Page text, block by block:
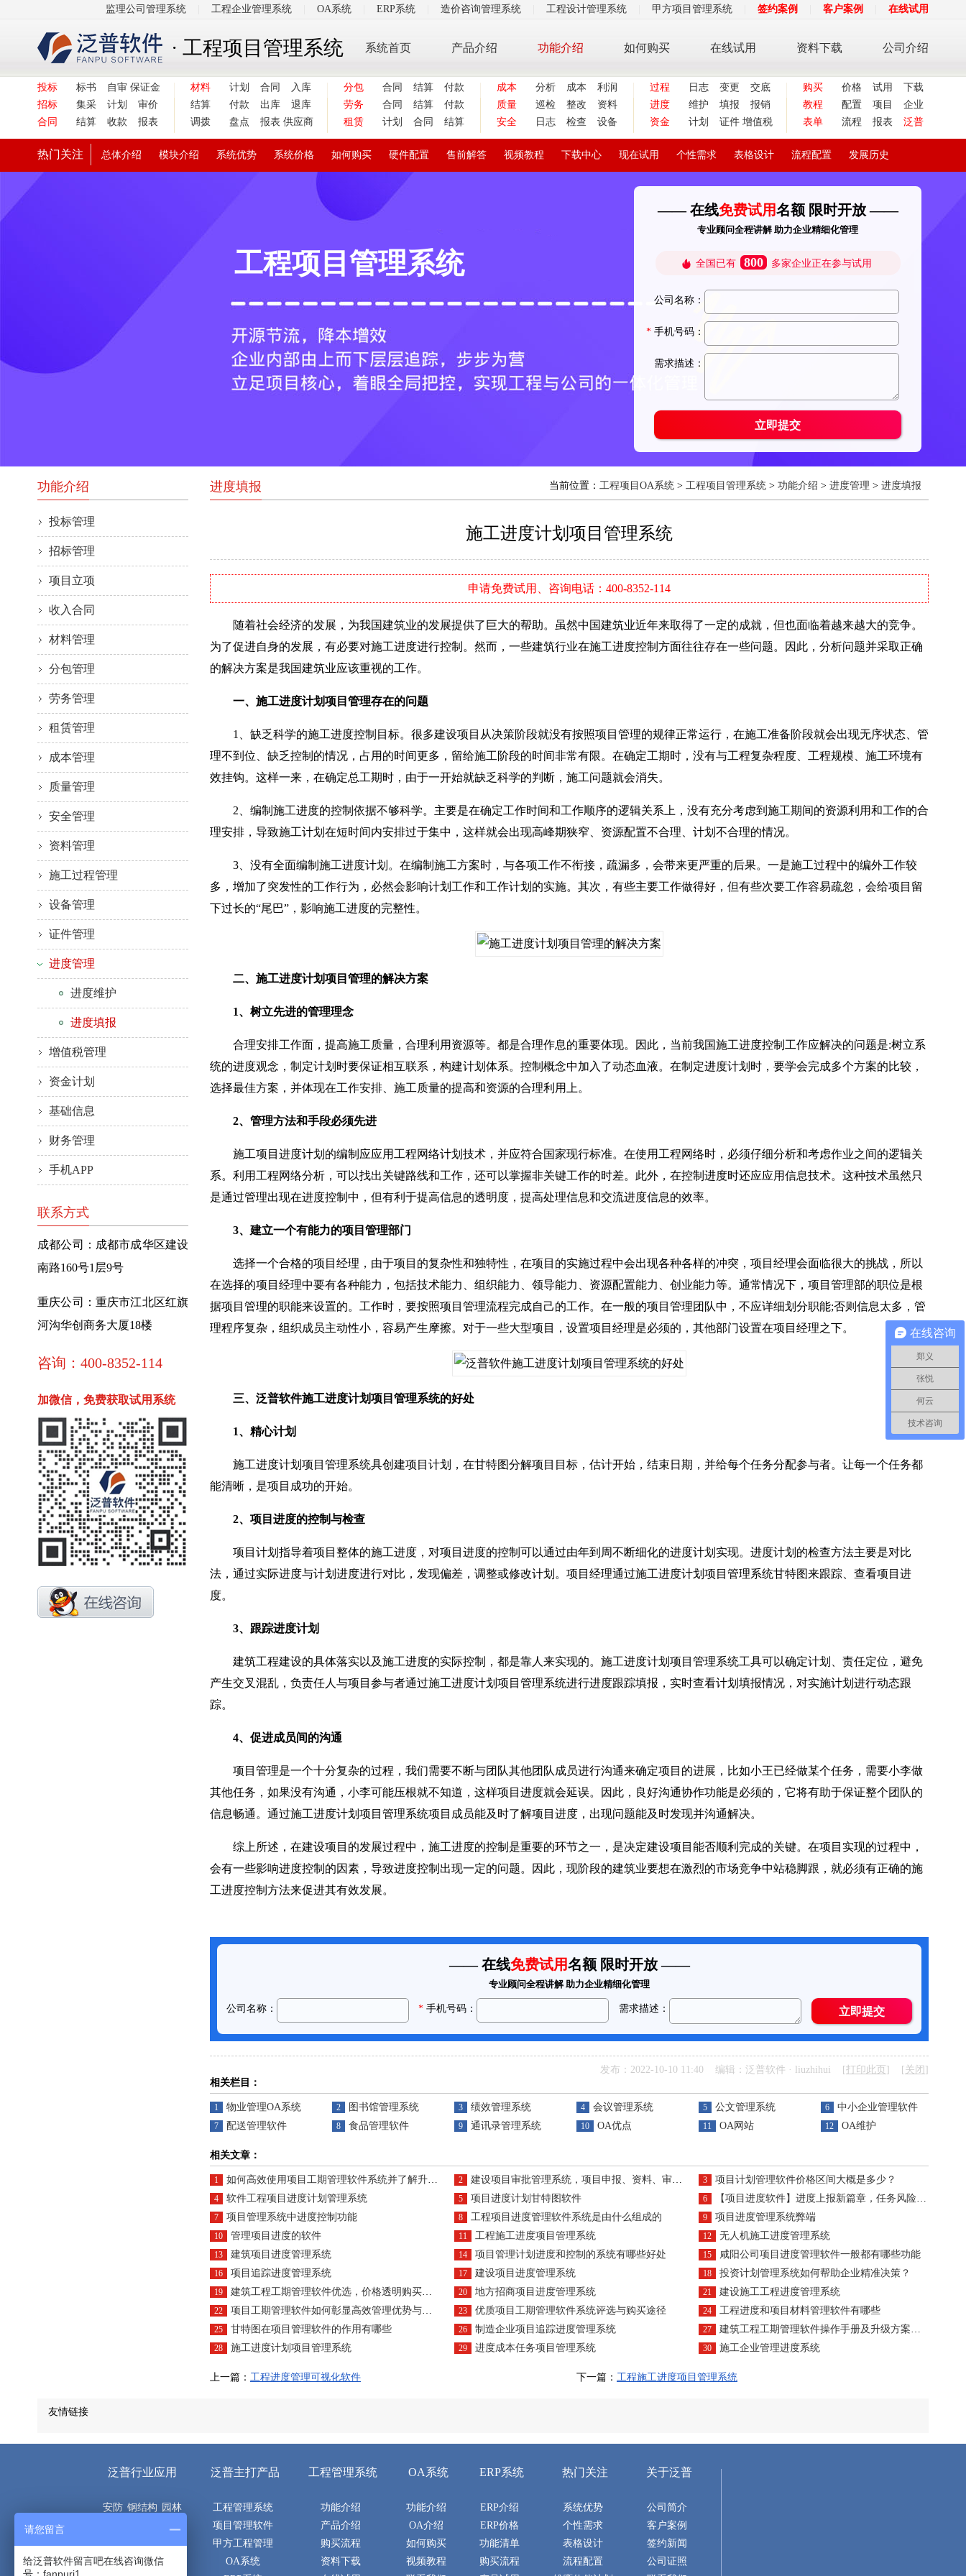
监理公司管理系统 工程企业管理系统 OA系统 ERP系统 造价咨询管理系统 工程设计管理系统 甲方项目管理系统 签约案例 客户案例 在线试用
· 工程项目管理系统 系统首页 产品介绍 功能介绍 如何购买 在线试用 资料下载 公司介绍
投标 标书 自审 保证金
招标
集采 计划
审价
合同
结算 收款 报表
材料 计划 合同
入库
结算
付款 出库
退库
调拨
盘点 报表 供应商
分包 合同 结算
付款
劳务
合同 结算
付款
租赁
计划 合同 结算
成本 分析 成本
利润
质量
巡检 整改
资料
安全
日志 检查 设备
过程 日志 变更
交底
进度
维护 填报
报销
资金
计划 证件 增值税
购买 价格 试用
下载
教程
配置 项目
企业
表单
流程 报表 泛普
热门关注 总体介绍 模块介绍 系统优势 系统价格 如何购买 硬件配置 售前解答 视频教程 下载中心 现在试用 个性需求 表格设计 流程配置 发展历史
工程项目管理系统
进度填报 当前位置： 工程项目OA系统 > 工程项目管理系统 > 功能介绍 > 进度管理 > 进度填报
施工进度计划项目管理系统
申请免费试用、咨询电话：400-8352-114
随着社会经济的发展，为我国建筑业的发展提供了巨大的帮助。虽然中国建筑业近年来取得了一定的成就，但也面临着越来越大的竞争。
为了促进自身的发展，有必要对施工进度进行控制。然而，一些建筑行业在施工进度控制方面往往存在一些问题。因此，分析问题并采取正确
的解决方案是我国建筑业应该重视的工作。
一、施工进度计划项目管理存在的问题
1、缺乏科学的施工进度控制目标。很多建设项目从决策阶段就没有按照项目管理的规律正常运行，在施工准备阶段就会出现无序状态、管
理不到位、缺乏控制的情况，占用的时间更多，留给施工阶段的时间非常有限。在确定工期时，没有与工程复杂程度、工程规模、施工环境有
效挂钩。这样一来，在确定总工期时，由于一开始就缺乏科学的判断，施工问题就会消失。
2、编制施工进度的控制依据不够科学。主要是在确定工作时间和工作顺序的逻辑关系上，没有充分考虑到施工期间的资源利用和工作的合
理安排，导致施工计划在短时间内安排过于集中，这样就会出现高峰期狭窄、资源配置不合理、计划不合理的情况。
3、没有全面编制施工进度计划。在编制施工方案时，与各项工作不衔接，疏漏多，会带来更严重的后果。一是施工过程中的编外工作较
多，增加了突发性的工作行为，必然会影响计划工作和工作计划的实施。其次，有些主要工作做得好，但有些次要工作容易疏忽，会给项目留
下过长的“尾巴”，影响施工进度的完整性。
二、施工进度计划项目管理的解决方案
1、树立先进的管理理念
合理安排工作面，提高施工质量，合理利用资源等。都是合理作息的重要体现。因此，当前我国施工进度控制工作应解决的问题是:树立系
统的进度观念，制定计划时要保证相互联系，构建计划体系。控制概念中加入了动态血液。在制定进度计划时，要学会完成多个方案的比较，
选择最佳方案，并体现在工作安排、施工质量的提高和资源的合理利用上。
2、管理方法和手段必须先进
施工项目进度计划的编制应应用工程网络计划技术，并应符合国家现行标准。在使用工程网络时，必须仔细分析和考虑作业之间的逻辑关
系。利用工程网络分析，可以找出关键路线和工作，还可以掌握非关键工作的时差。此外，在控制进度时还应应用信息技术。这种技术虽然只
是通过管理出现在进度控制中，但有利于提高信息的透明度，提高处理信息和交流进度信息的效率。
3、建立一个有能力的项目管理部门
选择一个合格的项目经理，由于项目的复杂性和独特性，在项目的实施过程中会出现各种各样的冲突，项目经理会面临很大的挑战，所以
在选择的项目经理中要有各种能力，包括技术能力、组织能力、领导能力、资源配置能力、创业能力等。通常情况下，项目管理部的职位是根
据项目管理的职能来设置的。工作时，要按照项目管理流程完成自己的工作。在一般的项目管理团队中，不应详细划分职能;否则信息太多，管
理程序复杂，组织成员主动性小，容易产生摩擦。对于一些大型项目，设置项目经理是必须的，其他部门设置在项目经理之下。
三、泛普软件施工进度计划项目管理系统的好处
1、精心计划
施工进度计划项目管理系统具创建项目计划，在甘特图分解项目目标，估计开始，结束日期，并给每个任务分配参与者。让每一个任务都
能清晰，是项目成功的开始。
2、项目进度的控制与检查
项目计划指导着项目整体的施工进度，对项目进度的控制可以通过由年到周不断细化的进度计划实现。进度计划的检查方法主要是对比
法，通过实际进度与计划进度进行对比，发现偏差，调整或修改计划。项目经理通过施工进度计划项目管理系统甘特图来跟踪、查看项目进
度。
3、跟踪进度计划
建筑工程建设的具体落实以及施工进度的实际控制，都是靠人来实现的。施工进度计划项目管理系统工具可以确定计划、责任定位，避免
产生交叉混乱，负责任人与项目参与者通过施工进度计划项目管理系统进行进度跟踪填报，实时查看计划填报情况，对实施计划进行动态跟
踪。
4、促进成员间的沟通
项目管理是一个十分复杂的过程，我们需要不断与团队其他团队成员进行沟通来确定项目的进展，比如小王已经做某个任务，需要小李做
其他任务，如果没有沟通，小李可能压根就不知道，这样项目进度就会延误。因此，良好沟通协作功能是必须的，它将有助于保证整个团队的
信息畅通。通过施工进度计划项目管理系统项目成员能及时了解项目进度，出现问题能及时发现并沟通解决。
综上所述，在建设项目的发展过程中，施工进度的控制是重要的环节之一，是决定建设项目能否顺利完成的关键。在项目实现的过程中，
会有一些影响进度控制的因素，导致进度控制出现一定的问题。因此，现阶段的建筑业要想在激烈的市场竞争中站稳脚跟，就必须有正确的施
工进度控制方法来促进其有效发展。
发布：2022-10-10 11:40 编辑：泛普软件 · liuzhihui [打印此页 ] [关闭 ]
相关栏目：
1 物业管理OA系统 2 图书馆管理系统 3 绩效管理系统 4 会议管理系统 5 公文管理系统 6 中小企业管理软件
7 配送管理软件 8 食品管理软件 9 通讯录管理系统 10 OA优点 11 OA网站 12 OA维护
相关文章：
1 如何高效使用项目工期管理软件系统并了解升级方法？ 2 建设项目审批管理系统，项目申报、资料、审批、进度，一站式高效管理 3 项目计划管理软件价格区间大概是多少？
4 软件工程项目进度计划管理系统 5 项目进度计划甘特图软件 6 【项目进度软件】进度上报新篇章，任务风险全透明，文档管理更高效
7 项目管理系统中进度控制功能 8 工程项目进度管理软件系统是由什么组成的 9 项目进度管理系统弊端
10 管理项目进度的软件 11 工程施工进度项目管理系统 12 无人机施工进度管理系统
13 建筑项目进度管理系统 14 项目管理计划进度和控制的系统有哪些好处 15 咸阳公司项目进度管理软件一般都有哪些功能
16 项目追踪进度管理系统 17 建设项目进度管理系统 18 投资计划管理系统如何帮助企业精准决策？
19 建筑工程工期管理软件优选，价格透明购买无忧 20 地方招商项目进度管理系统 21 建设施工工程进度管理系统
22 项目工期管理软件如何彰显高效管理优势与独特功能特点？ 23 优质项目工期管理软件系统评选与购买途径 24 工程进度和项目材料管理软件有哪些
25 甘特图在项目管理软件的作用有哪些 26 制造企业项目追踪进度管理系统 27 建筑工程工期管理软件操作手册及升级方案是什么？
28 施工进度计划项目管理系统 29 进度成本任务项目管理系统 30 施工企业管理进度系统
上一篇： 工程进度管理可视化软件 下一篇： 工程施工进度项目管理系统
功能介绍
投标管理
招标管理
项目立项
收入合同
材料管理
分包管理
劳务管理
租赁管理
成本管理
质量管理
安全管理
资料管理
施工过程管理
设备管理
证件管理
进度管理
进度维护
进度填报
增值税管理
资金计划
基础信息
财务管理
手机APP
联系方式
成都公司：成都市成华区建设
南路160号1层9号
重庆公司：重庆市江北区红旗
河沟华创商务大厦18楼
咨询：400-8352-114
加微信，免费获取试用系统
友情链接
泛普行业应用
安防 钢结构 园林
空调 建筑 土建
隧道 桥梁 路桥
泛普主打产品
工程管理系统
项目管理软件
甲方工程管理
OA系统
工程管理系统
功能介绍
产品介绍
购买流程
资料下载
OA系统
功能介绍
OA介绍
如何购买
视频教程
ERP系统
ERP介绍
ERP价格
功能清单
购买流程
热门关注
系统优势
个性需求
表格设计
流程配置
关于泛普
公司简介
客户案例
签约新闻
公司证照
在线咨询
郑义
张悦
何云
技术咨询
请您留言
给泛普软件留言吧在线咨询微信